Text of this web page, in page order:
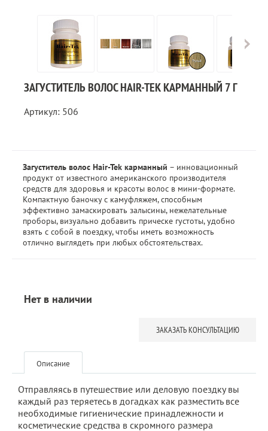
ЗАГУСТИТЕЛЬ ВОЛОС HAIR-TEK КАРМАННЫЙ 7 Г
Артикул: 506
Загуститель волос Hair-Tek карманный – инновационный
продукт от известного американского производителя
средств для здоровья и красоты волос в мини-формате.
Компактную баночку с камуфляжем, способным
эффективно замаскировать залысины, нежелательные
проборы, визуально добавить прическе густоты, удобно
взять с собой в поездку, чтобы иметь возможность
отлично выглядеть при любых обстоятельствах.
Нет в наличии
ЗАКАЗАТЬ КОНСУЛЬТАЦИЮ
Описание
Отправляясь в путешествие или деловую поездку вы
каждый раз теряетесь в догадках как разместить все
необходимые гигиенические принадлежности и
косметические средства в скромного размера